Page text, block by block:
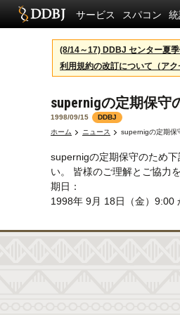
サービス スパコン
(8/14～17) DDBJ センター夏
利用規約の改訂について（アク
supernigの定期保
1998/09/15
DDBJ
ホーム
ニュース supernigの定期
supernigの定期保守のため
い。 皆様のご理解とご協力
期日：
1998年 9月 18日（金）9:00